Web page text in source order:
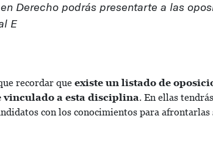
Derecho podrás presentarte a las
E
recordar que existe un listado de
vinculado a esta disciplina. En ellas
con los conocimientos para afrontarlas